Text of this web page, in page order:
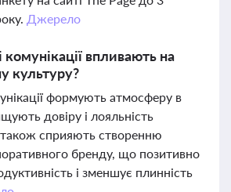
Джерело
комунікації впливають на
культуру?
формують атмосферу в
довіру і лояльність
також сприяють створенню
бренду, що позитивно
і зменшує плинність